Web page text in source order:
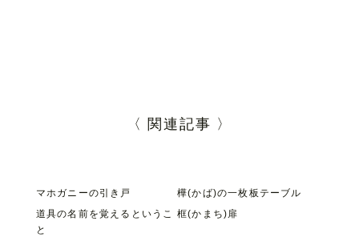
〈 関連記事 〉
マホガニーの引き戸
樺(かば)の一枚板テーブル
道具の名前を覚えるというこ
と
框(かまち)扉